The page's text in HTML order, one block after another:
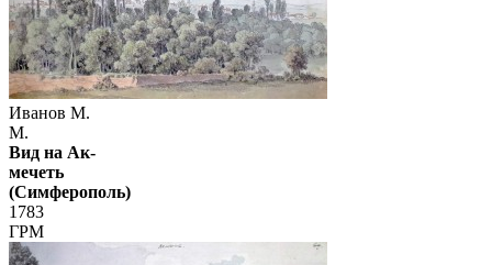
Иванов М.
М.
Вид на Ак-
мечеть
(Симферополь)
1783
ГРМ